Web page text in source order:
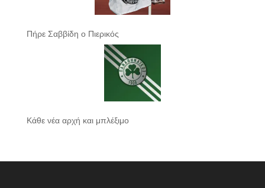
Πήρε Σαββίδη ο Πιερικός
Κάθε νέα αρχή και μπλέξιμο